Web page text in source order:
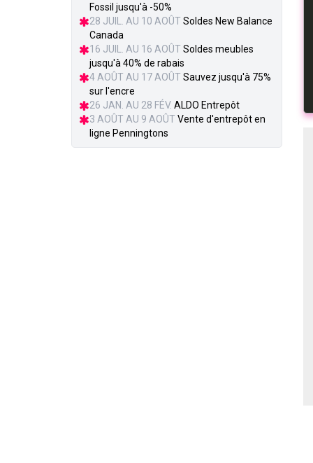
Fossil jusqu'à -50%
28 JUIL. AU 10 AOÛT Soldes New Balance
Canada
16 JUIL. AU 16 AOÛT Soldes meubles
jusqu'à 40% de rabais
4 AOÛT AU 17 AOÛT Sauvez jusqu'à 75%
sur l'encre
26 JAN. AU 28 FÉV. ALDO Entrepôt
3 AOÛT AU 9 AOÛT Vente d'entrepôt en
ligne Penningtons